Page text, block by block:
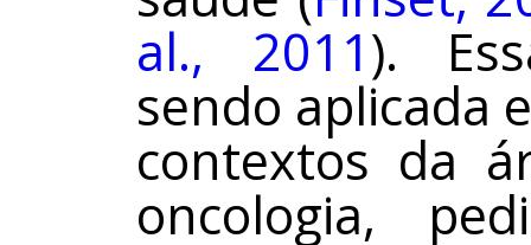
al., 2011).
sendo aplicada
contextos da
oncologia,